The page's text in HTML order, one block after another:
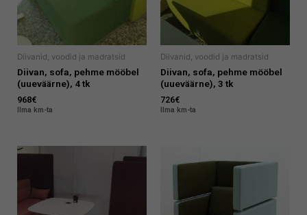
Diivanid, voodid ja madratsid
Diivan, sofa, pehme mööbel
(uueväärne), 4 tk
968€
Ilma km-ta
Diivanid, voodid ja madratsid
Diivan, sofa, pehme mööbel
(uueväärne), 3 tk
726€
Ilma km-ta